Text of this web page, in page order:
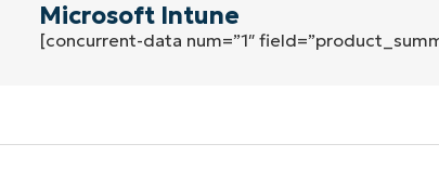
Microsoft Intune
[concurrent-data num=”1″